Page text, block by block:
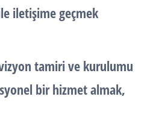
iletişime geçmek
tamiri ve kurulumu
bir hizmet almak,